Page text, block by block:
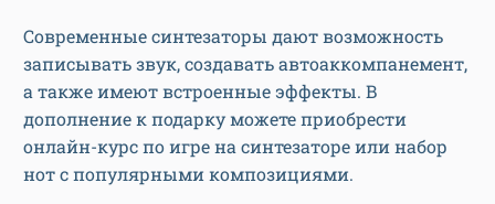
Современные синтезаторы дают возможность
записывать звук, создавать автоаккомпанемент,
а также имеют встроенные эффекты. В
дополнение к подарку можете приобрести
онлайн-курс по игре на синтезаторе или набор
нот с популярными композициями.